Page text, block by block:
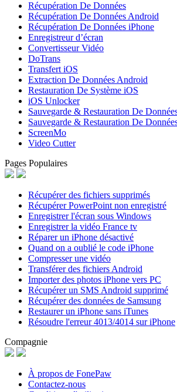
Récupération De Données
Récupération De Données Android
Récupération De Données iPhone
Enregistreur d’écran
Convertisseur Vidéo
DoTrans
Transfert iOS
Extraction De Données Android
Restauration De Système iOS
iOS Unlocker
Sauvegarde & Restauration De
Sauvegarde & Restauration De
ScreenMo
Video Cutter
Pages Populaires
Récupérer des fichiers supprimés
Récupérer PowerPoint non enregistré
Enregistrer l'écran sous Windows
Enregistrer la vidéo France tv
Réparer un iPhone désactivé
Quand on a oublié le code iPhone
Compresser une vidéo
Transférer des fichiers Android
Importer des photos iPhone vers PC
Récupérer un SMS Android supprimé
Récupérer des données de Samsung
Restaurer un iPhone sans iTunes
Résoudre l'erreur 4013/4014 sur iPhone
Compagnie
À propos de FonePaw
Contactez-nous